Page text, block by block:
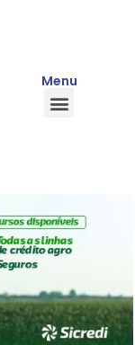
Menu